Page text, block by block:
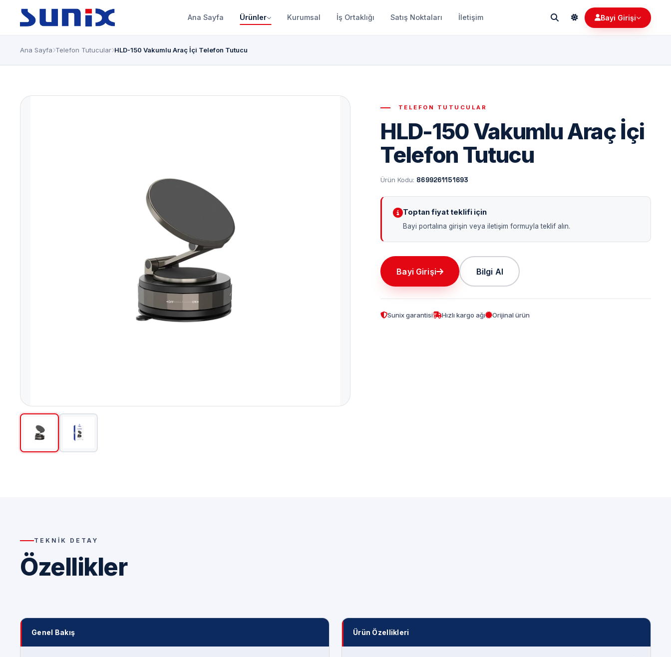
Ana Sayfa Ürünler Kurumsal İş Ortaklığı Satış Noktaları İletişim Bayi Girişi
Ana Sayfa Telefon Tutucular HLD-150 Vakumlu Araç İçi Telefon Tutucu
TELEFON TUTUCULAR
HLD-150 Vakumlu Araç İçi
Telefon Tutucu
Ürün Kodu: 8699261151693
Toptan fiyat teklifi için
Bayi portalına girişin veya iletişim formuyla teklif alın.
Bayi Girişi Bilgi Al
Sunix garantisi Hızlı kargo ağı Orijinal ürün
TEKNIK DETAY
Özellikler
Genel Bakış Ürün Özellikleri